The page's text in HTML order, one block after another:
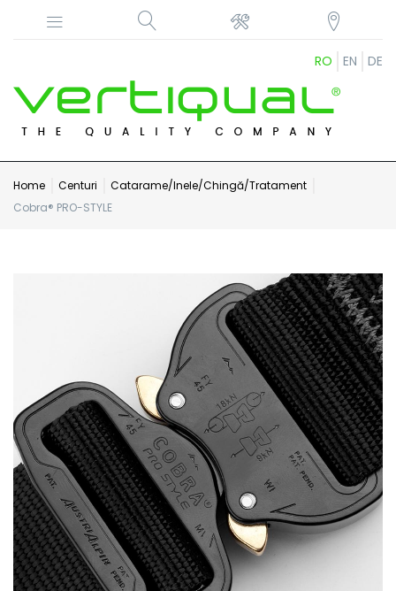
RO EN DE
Home Centuri
Catarame/Inele/Chingă/Tratament
Cobra® PRO-STYLE